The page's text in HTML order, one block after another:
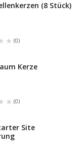
(8 Stück)
(0)
Kerze
(0)
Site